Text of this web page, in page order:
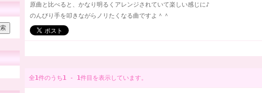
原曲と比べると、かなり明るくアレンジされていて楽しい感じに♪
のんびり手を叩きながらノリたくなる曲ですよ＾＾
全1件のうち1 - 1件目を表示しています。